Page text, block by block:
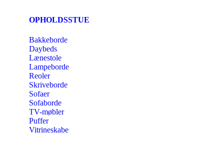
OPHOLDSSTUE
Bakkeborde
Daybeds
Lænestole
Lampeborde
Reoler
Skriveborde
Sofaer
Sofaborde
TV-møbler
Puffer
Vitrineskabe